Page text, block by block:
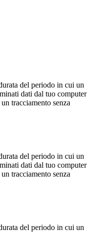
del periodo in cui un
dati dal tuo computer
tracciamento senza
del periodo in cui un
dati dal tuo computer
tracciamento senza
del periodo in cui un